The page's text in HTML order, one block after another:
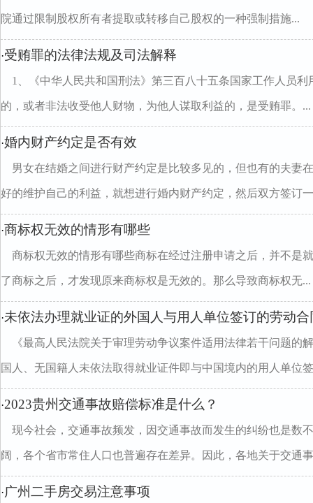
院通过限制股权所有者提取或转移自己股权的一种强制措施...
·受贿罪的法律法规及司法解释
1、《中华人民共和国刑法》第三百八十五条国家工作人员
的，或者非法收受他人财物，为他人谋取利益的，是受贿罪。...
·婚内财产约定是否有效
男女在结婚之间进行财产约定是比较多见的，但也有的夫妻
好的维护自己的利益，就想进行婚内财产约定，然后双方签订
·商标权无效的情形有哪些
商标权无效的情形有哪些商标在经过注册申请之后，并不是
了商标之后，才发现原来商标权是无效的。那么导致商标权无...
·未依法办理就业证的外国人与用人单位签订的劳动
《最高人民法院关于审理劳动争议案件适用法律若干问题的
国人、无国籍人未依法取得就业证件即与中国境内的用人单位
·2023贵州交通事故赔偿标准是什么？
现今社会，交通事故频发，因交通事故而发生的纠纷也是数
阔，各个省市常住人口也普遍存在差异。因此，各地关于交通
·广州二手房交易注意事项